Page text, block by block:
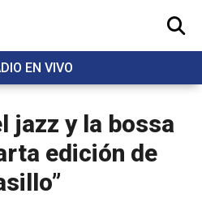
EN VIVO
BUSCAR
jazz y la bossa
edición de